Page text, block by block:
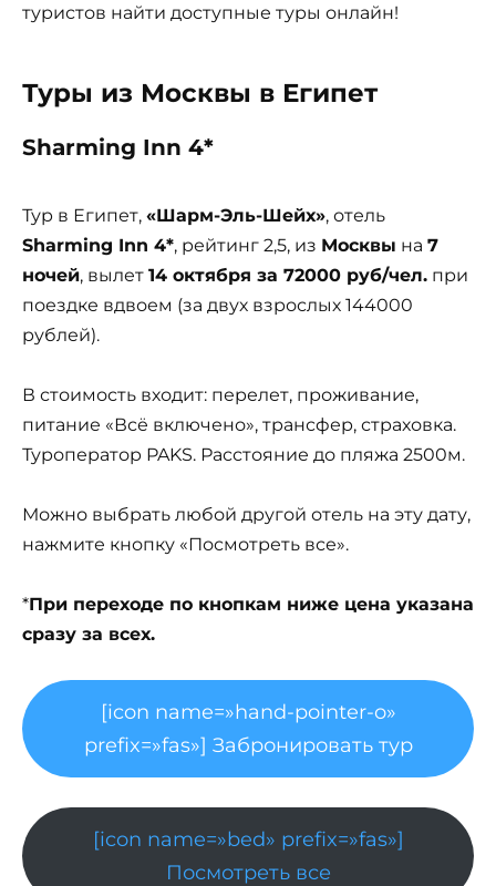
туристов найти доступные туры онлайн!
Туры из Москвы в Египет
Sharming Inn 4*
Тур в Египет, «Шарм-Эль-Шейх», отель
Sharming Inn 4*, рейтинг 2,5, из Москвы на 7
ночей, вылет 14 октября за 72000 руб/чел. при
поездке вдвоем (за двух взрослых 144000
рублей).
В стоимость входит: перелет, проживание,
питание «Всё включено», трансфер, страховка.
Туроператор PAKS. Расстояние до пляжа 2500м.
Можно выбрать любой другой отель на эту дату,
нажмите кнопку «Посмотреть все».
*При переходе по кнопкам ниже цена указана
сразу за всех.
[icon name=»hand-pointer-o»
prefix=»fas»] Забронировать тур
[icon name=»bed» prefix=»fas»]
Посмотреть все